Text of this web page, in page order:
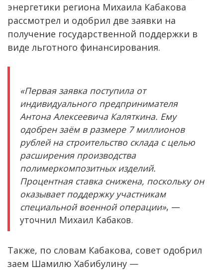
энергетики региона Михаила Кабакова
рассмотрел и одобрил две заявки на
получение государственной поддержки в
виде льготного финансирования.
«Первая заявка поступила от
индивидуального предпринимателя
Антона Алексеевича Каляткина. Ему
одобрен заём в размере 7 миллионов
рублей на строительство склада с целью
расширения производства
полимеркомпозитных изделий.
Процентная ставка снижена, поскольку он
оказывает поддержку участникам
специальной военной операции», —
уточнил Михаил Кабаков.
Также, по словам Кабакова, совет одобрил
заем Шамилю Хабибулину —